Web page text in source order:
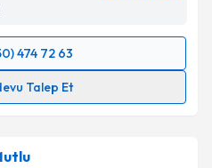
474 72 63
Talep Et
e-posta ile bilgilendireceğiz.